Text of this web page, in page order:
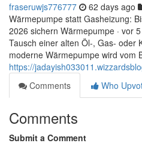
fraseruwjs776777 62 days ago
Wärmepumpe statt Gasheizung:
2026 sichern Wärmepumpe · vor
Tausch einer alten Öl-, Gas- oder
moderne Wärmepumpe wird vom
https://
Comments
Who
Comments
Submit a Comment